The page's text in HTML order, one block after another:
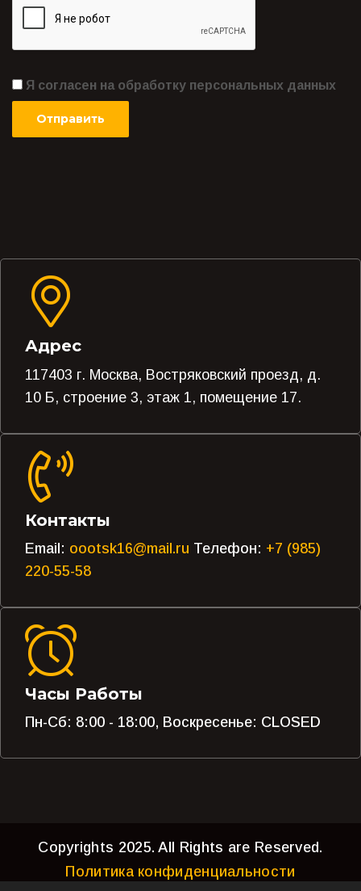
Я согласен на обработку персональных данных
Адрес
117403 г. Москва, Востряковский проезд, д.
10 Б, строение 3, этаж 1, помещение 17.
Контакты
Email: oootsk16@mail.ru Телефон: +7 (985)
220-55-58
Часы Работы
Пн-Сб: 8:00 - 18:00, Воскресенье: CLOSED
Copyrights 2025. All Rights are Reserved.
Политика конфиденциальности